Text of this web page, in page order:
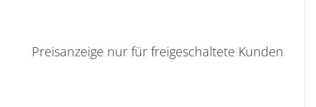
Preisanzeige nur für freigeschaltete Kunden